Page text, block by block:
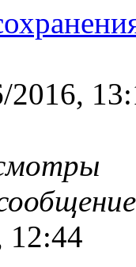
2016,
12:44